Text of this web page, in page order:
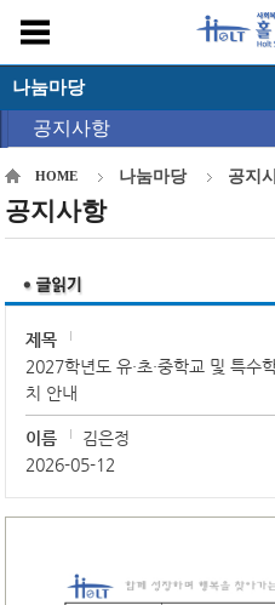
나눔마당
공지사항
HOME 나눔마당 공지
공지사항
제목
2027학년도 유·초·중학교 및 특수
치 안내
이름 김은정
2026-05-12